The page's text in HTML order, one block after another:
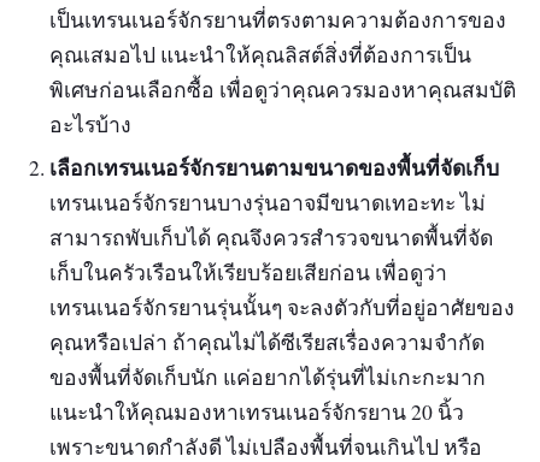
เป็นเทรนเนอร์จักรยานที่ตรงตามความต้องการของ
คุณเสมอไป แนะนำให้คุณลิสต์สิ่งที่ต้องการเป็น
พิเศษก่อนเลือกซื้อ เพื่อดูว่าคุณควรมองหาคุณสมบัติ
อะไรบ้าง
เลือกเทรนเนอร์จักรยานตามขนาดของพื้นที่จัดเก็บ
เทรนเนอร์จักรยานบางรุ่นอาจมีขนาดเทอะทะ ไม่
สามารถพับเก็บได้ คุณจึงควรสำรวจขนาดพื้นที่จัด
เก็บในครัวเรือนให้เรียบร้อยเสียก่อน เพื่อดูว่า
เทรนเนอร์จักรยานรุ่นนั้นๆ จะลงตัวกับที่อยู่อาศัยของ
คุณหรือเปล่า ถ้าคุณไม่ได้ซีเรียสเรื่องความจำกัด
ของพื้นที่จัดเก็บนัก แค่อยากได้รุ่นที่ไม่เกะกะมาก
แนะนำให้คุณมองหาเทรนเนอร์จักรยาน 20 นิ้ว
เพราะขนาดกำลังดี ไม่เปลืองพื้นที่จนเกินไป หรือ